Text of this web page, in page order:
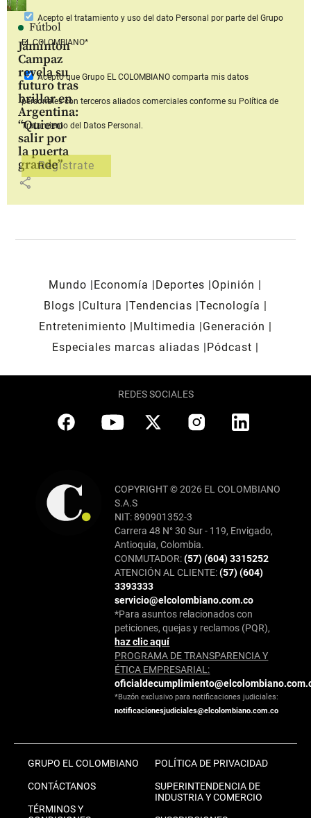
Fútbol
Jáminton
Campaz
revela su
futuro tras
brillar en
Argentina:
“Quiero
salir por
la puerta
grande”
share
Acepto el tratamiento y uso del dato Personal por parte del Grupo
EL COLOMBIANO*
Acepto que Grupo EL COLOMBIANOcomparta mis datos
personales con terceros aliados comerciales conforme su Política de
Tratamiento del Datos Personal.
Mundo Economía Deportes
Opinión
Blogs
Cultura Tendencias Tecnología
Entretenimiento
Multimedia
Generación
Especiales marcas aliadas
Pódcast
REDES SOCIALES
COPYRIGHT © 2026 EL COLOMBIANO
S.A.S
NIT: 890901352-3
Carrera 48 N° 30 Sur - 119, Envigado,
Antioquia, Colombia.
CONMUTADOR:(57) (604) 3315252
ATENCIÓN AL CLIENTE:(57) (604)
3393333
servicio@elcolombiano.com.co
*Para asuntos relacionados con
peticiones, quejas y reclamos (PQR),
haz clic aquí
PROGRAMA DE TRANSPARENCIA Y
ÉTICA EMPRESARIAL:
*Buzón exclusivo para notificaciones judiciales:
notificacionesjudiciales@elcolombiano.com.co
GRUPO EL COLOMBIANO
CONTÁCTANOS
TÉRMINOS Y
POLÍTICA DE PRIVACIDAD
SUPERINTENDENCIA DE
INDUSTRIA Y COMERCIO